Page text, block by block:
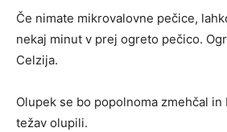
Če nimate mikrovalovne pečice,
nekaj minut v prej ogreto pečico.
Celzija.
Olupek se bo popolnoma zmehčal
težav olupili.